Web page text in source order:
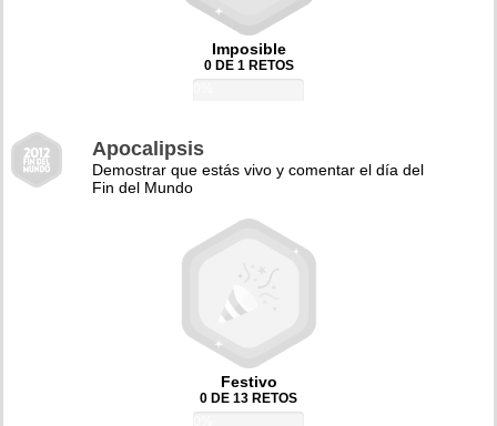
Imposible
0 DE 1 RETOS
Apocalipsis
Demostrar que estás vivo y comentar el día del
Fin del Mundo
Festivo
0 DE 13 RETOS